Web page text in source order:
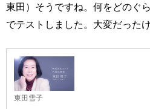
東田）そうですね。何をどのぐ
でテストしました。大変だった
東田雪子